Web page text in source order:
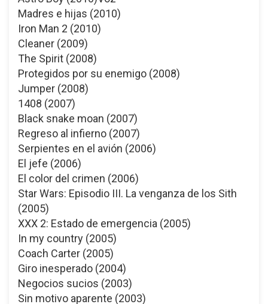
Madres e hijas (2010)
Iron Man 2 (2010)
Cleaner (2009)
The Spirit (2008)
Protegidos por su enemigo (2008)
Jumper (2008)
1408 (2007)
Black snake moan (2007)
Regreso al infierno (2007)
Serpientes en el avión (2006)
El jefe (2006)
El color del crimen (2006)
Star Wars: Episodio III. La venganza de los Sith
(2005)
XXX 2: Estado de emergencia (2005)
In my country (2005)
Coach Carter (2005)
Giro inesperado (2004)
Negocios sucios (2003)
Sin motivo aparente (2003)